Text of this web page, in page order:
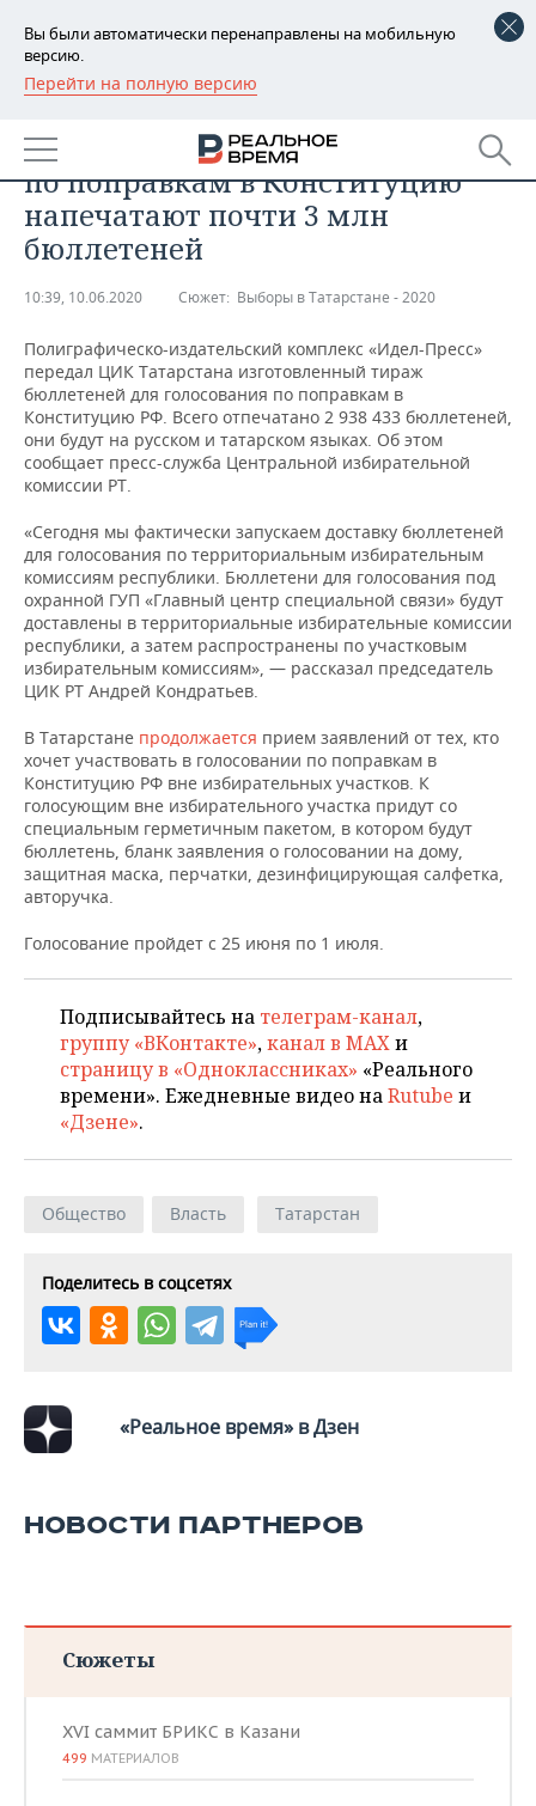
Вы были автоматически перенаправлены на мобильную
версию.
Перейти на полную версию
РЕГИОНЫ
БАШКОРТОСТАН
ТАТАРСТАН
УДМУРТИЯ
НОВОСТИ
АНАЛИТИКА
НОВОСТИ АНАЛИТИКИ
ДЕКЛАРАЦИИ О ДОХОДАХ
КОРОЛИ ГОСЗАКАЗА ПФО
ВУЗЫ ТАТАРСТАНА
КОМУ ПРИНАДЛЕЖАТ
ТОРГОВЫЕ ЦЕНТРЫ
ЭКОНОМИКА
НОВОСТИ ЭКОНОМИКИ
ФИНАНСЫ
БАНКИ
БЮДЖЕТ
ИНВЕСТИЦИИ
ПРОМЫШЛЕННОСТЬ
НОВОСТИ
ПРОМЫШЛЕННОСТИ
АГРОПРОМ
МАШИНОСТРОЕНИЕ
НЕФТЕХИМИЯ
НЕФТЬ
ОПК
ЭНЕРГЕТИКА
НЕДВИЖИМОСТЬ
НОВОСТИ НЕДВИЖИМОСТИ
АВТО
НОВОСТИ АВТО
БИЗНЕС
НОВОСТИ БИЗНЕСА
РОЗНИЧНАЯ ТОРГОВЛЯ
ТРАНСПОРТ
УСЛУГИ
ТЕХНОЛОГИИ
НОВОСТИ ТЕХНОЛОГИЙ
IT
МЕДИА
ТЕЛЕКОММУНИКАЦИИ
МЕРОПРИЯТИЯ
НОВОСТИ МЕРОПРИЯТИЙ
ВЫЕЗДНАЯ РЕДАКЦИЯ
БИЗНЕС-БРАНЧИ
ONLINE-КОНФЕРЕНЦИИ
ОТКРЫТАЯ ЛЕКЦИЯ
СПОРТ
НОВОСТИ СПОРТА
ФУТБОЛ
ХОККЕЙ
БАСКЕТБОЛ
ВОЛЕЙБОЛ
ФИГУРНОЕ КАТАНИЕ
ВОДНЫЕ ВИДЫ СПОРТА
ХОККЕЙ С МЯЧОМ
ОБЩЕСТВО
НОВОСТИ ОБЩЕСТВА
ВЛАСТЬ
ИНФРАСТРУКТУРА
ИСТОРИЯ
МЕДИЦИНА
ОБРАЗОВАНИЕ
ПРОИСШЕСТВИЯ
ФОТОГАЛЕРЕЯ
СЮЖЕТЫ
СПРАВОЧНИК
СПИСОК ПЕРСОН
ПОЛНАЯ ВЕРСИЯ
В Татарстане для голосования
по поправкам в Конституцию
напечатают почти 3 млн
бюллетеней
10:39, 10.06.2020 Сюжет: Выборы в Татарстане - 2020
Полиграфическо-издательский комплекс «Идел-Пресс»
передал ЦИК Татарстана изготовленный тираж
бюллетеней для голосования по поправкам в
Конституцию РФ. Всего отпечатано 2 938 433 бюллетеней,
они будут на русском и татарском языках. Об этом
сообщает пресс-служба Центральной избирательной
комиссии РТ.
«Сегодня мы фактически запускаем доставку бюллетеней
для голосования по территориальным избирательным
комиссиям республики. Бюллетени для голосования под
охранной ГУП «Главный центр специальной связи» будут
доставлены в территориальные избирательные комиссии
республики, а затем распространены по участковым
избирательным комиссиям», — рассказал председатель
ЦИК РТ Андрей Кондратьев.
В Татарстане продолжается прием заявлений от тех, кто
хочет участвовать в голосовании по поправкам в
Конституцию РФ вне избирательных участков. К
голосующим вне избирательного участка придут со
специальным герметичным пакетом, в котором будут
бюллетень, бланк заявления о голосовании на дому,
защитная маска, перчатки, дезинфицирующая салфетка,
авторучка.
Голосование пройдет с 25 июня по 1 июля.
Подписывайтесь на телеграм-канал,
группу «ВКонтакте»,канал в MAXи
страницу в «Одноклассниках» «Реального
времени». Ежедневные видео наRutube и
«Дзене».
Общество Власть Татарстан
Поделитесь в соцсетях
«Реальное время» в Дзен
НОВОСТИ ПАРТНЕРОВ
Сюжеты
XVI саммит БРИКС в Казани
499 МАТЕРИАЛОВ